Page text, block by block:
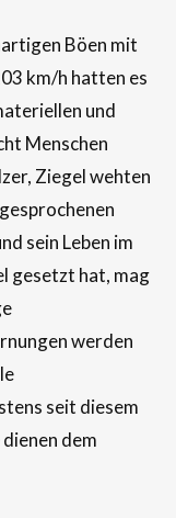
Böen mit
km/h hatten es
und
Menschen
Ziegel wehten
sein Leben im
gesetzt hat, mag
werden
seit diesem
dem